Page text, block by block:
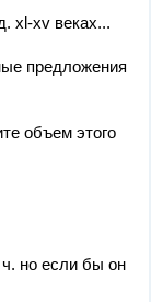
хl-xv веках...
предложения
объем этого
ч. но если бы он